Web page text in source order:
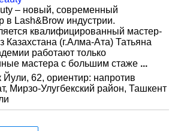
– новый, современный
в Lash&Brow индустрии.
квалифицированный мастер-
Казахстана (г.Алма-Ата) Татьяна
работают только
мастера с большим стаже ...
62, ориентир: напротив
Мирзо-Улугбекский район, Ташкент